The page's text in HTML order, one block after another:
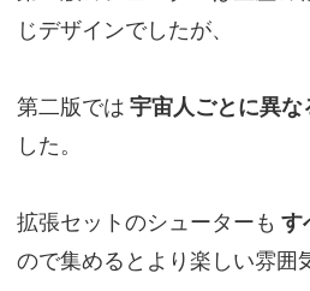
じデザインでしたが、
第二版では 宇宙人ごとに異な
した。
拡張セットのシューターも す
ので集めるとより楽しい雰囲